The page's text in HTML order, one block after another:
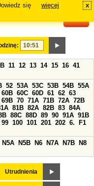
się
więcej x
11 12 13 14 15 16 41
52 53A 53C 53B 54B 55A
60B 60C 60D 61 62 63
69B 70 71A 71B 72A 72B
81B 82A 82B 83 84A
88C 88D 89 90 91A 91B
99 100 101 201 202 6.
F1
N5A N5B N6 N7A N7B
N8
Utrudnienia